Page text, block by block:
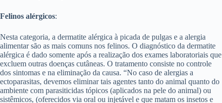
Felinos alérgicos:
Nesta categoria, a dermatite alérgica à picada de pulgas e a alergia
alimentar são as mais comuns nos felinos. O diagnóstico da dermatite
alérgica é dado somente após a realização dos exames laboratoriais que
excluem outras doenças cutâneas. O tratamento consiste no controle
dos sintomas e na eliminação da causa. “No caso de alergias a
ectoparasitas, devemos eliminar tais agentes tanto do animal quanto do
ambiente com parasiticidas tópicos (aplicados na pele do animal) ou
sistêmicos, (oferecidos via oral ou injetável e que matam os insetos e